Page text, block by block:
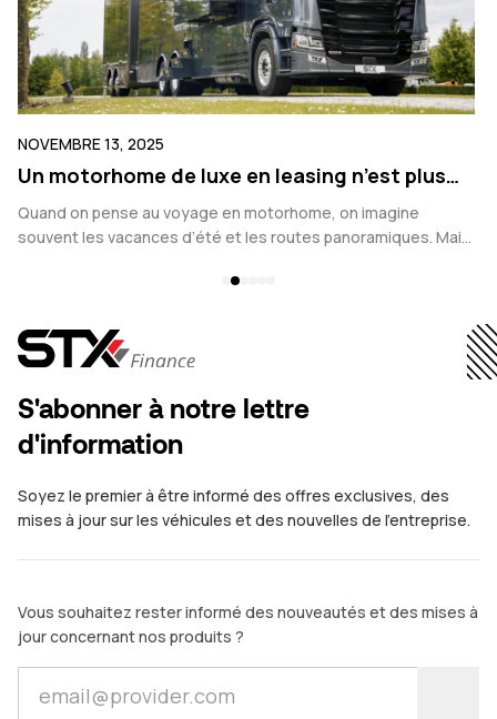
en leasing n’est plus
motorhome, on imagine
les routes panoramiques. Mais
Conseils pour les longs
chevaux
Voyager sur de longues
consiste pas uniquement à aller
S'abonner à notre lettre
d'information
Soyez le premier à être informé des offres exclusives, des
mises à jour sur les véhicules et des nouvelles de l'entreprise.
Vous souhaitez rester informé des nouveautés et des mises à
jour concernant nos produits ?